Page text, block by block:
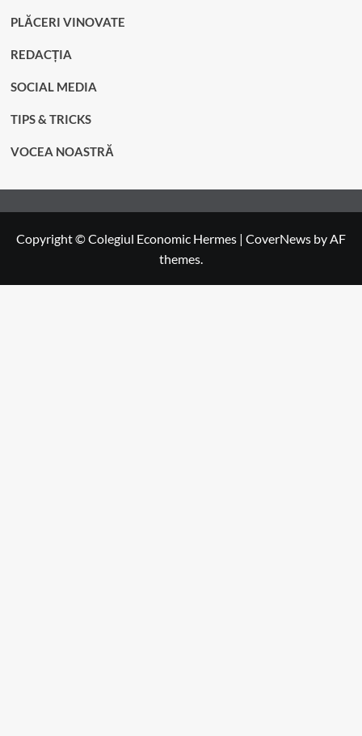
PLĂCERI VINOVATE
REDACȚIA
SOCIAL MEDIA
TIPS & TRICKS
VOCEA NOASTRĂ
Copyright © Colegiul Economic Hermes | CoverNews by AF
themes.